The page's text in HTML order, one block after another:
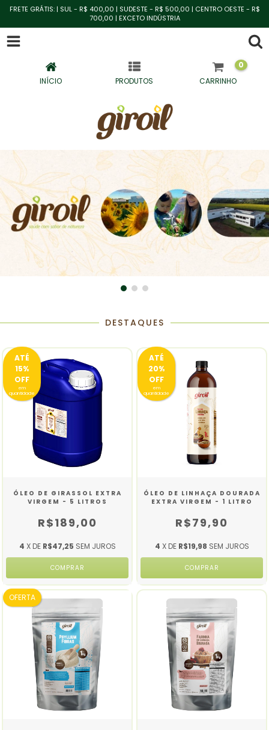
FRETE GRÁTIS: | SUL - R$ 400,00 | SUDESTE - R$ 500,00 | CENTRO OESTE - R$
700,00 | EXCETO INDÚSTRIA
INÍCIO PRODUTOS CARRINHO
0
DESTAQUES
ATÉ
15%
OFF
em
quantidade
ÓLEO DE GIRASSOL EXTRA
VIRGEM - 5 LITROS
R$189,00
4 X DE R$47,25 SEM JUROS
ATÉ
20%
OFF
em
quantidade
ÓLEO DE LINHAÇA DOURADA
EXTRA VIRGEM - 1 LITRO
R$79,90
4 X DE R$19,98 SEM JUROS
OFERTA